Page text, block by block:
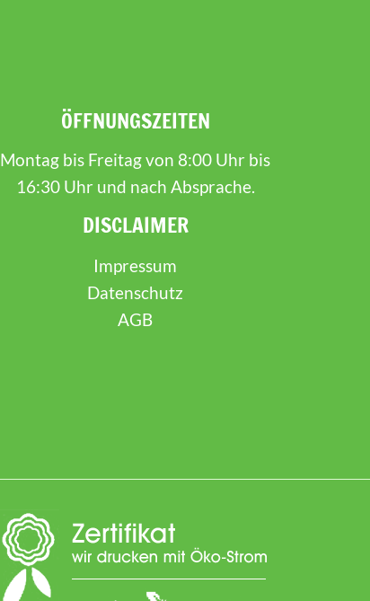
ÖFFNUNGSZEITEN
Montag bis Freitag von 8:00 Uhr bis
16:30 Uhr und nach Absprache.
DISCLAIMER
Impressum
Datenschutz
AGB